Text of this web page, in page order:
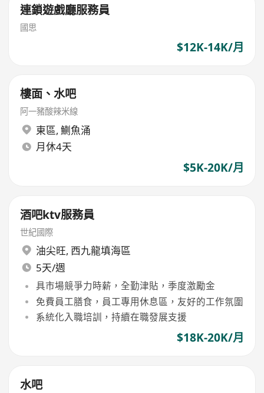
連鎖遊戲廳服務員
國思
$12K-14K/月
樓面、水吧
阿一豬酸辣米線
東區, 鰂魚涌
月休4天
$5K-20K/月
酒吧ktv服務員
世紀國際
油尖旺, 西九龍填海區
5天/週
具市場競爭力時薪，全勤津貼，季度激勵金
免費員工膳食，員工專用休息區，友好的工作氛圍
系統化入職培訓，持續在職發展支援
$18K-20K/月
水吧